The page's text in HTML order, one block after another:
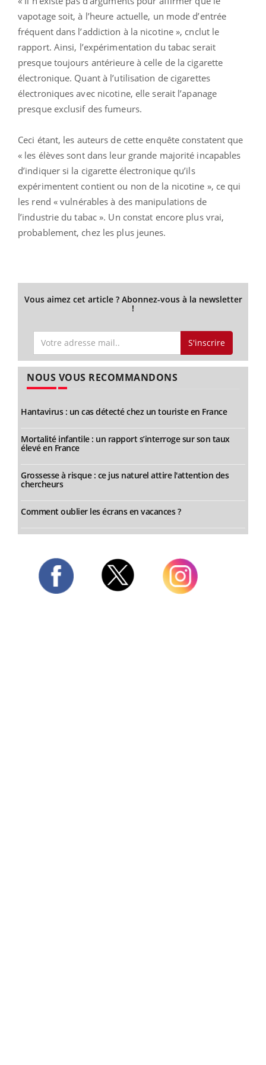
vapotage soit, à l’heure actuelle, un mode d’entrée
fréquent dans l’addiction à la nicotine », cnclut le
rapport. Ainsi, l’expérimentation du tabac serait
presque toujours antérieure à celle de la cigarette
électronique. Quant à l’utilisation de cigarettes
électroniques avec nicotine, elle serait l’apanage
presque exclusif des fumeurs.
Ceci étant, les auteurs de cette enquête constatent que
« les élèves sont dans leur grande majorité incapables
d’indiquer si la cigarette électronique qu’ils
expérimentent contient ou non de la nicotine », ce qui
les rend « vulnérables à des manipulations de
l’industrie du tabac ». Un constat encore plus vrai,
probablement, chez les plus jeunes.
Vous aimez cet article ? Abonnez-vous à la newsletter
!
S'inscrire
NOUS VOUS RECOMMANDONS
Hantavirus : un cas détecté chez un touriste en France
Mortalité infantile : un rapport s’interroge sur son taux
élevé en France
Grossesse à risque : ce jus naturel attire l'attention des
chercheurs
Comment oublier les écrans en vacances ?